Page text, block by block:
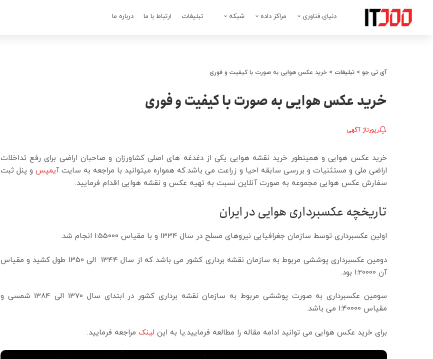
دنیای فناوری مراکز داده شبکه تبلیغات ارتباط با ما درباره ما
آی تی جو > تبلیغات > خرید عکس هوایی به صورت با کیفیت و فوری
خرید عکس هوایی به صورت با کیفیت و فوری
رپورتاژ آگهی
خرید عکس هوایی و همینطور خرید نقشه هوایی یکی از دغدغه های اصلی کشاورزان و صاحبان اراضی برای رفع تداخلات
اراضی ملی و مستثنیات و بررسی سابقه احیا و زراعت می باشد.که همواره میتوانید با مراجعه به سایتآیمپس و پنل ثبت
سفارش عکس هوایی مجموعه به صورت آنلاین نسبت به تهیه عکس و نقشه هوایی اقدام فرمایید.
تاریخچه عکسبرداری هوایی در ایران
اولین عکسبرداری توسط سازمان جغرافیایی نیروهای مسلح در سال 1334 و با مقیاس 1:55000 انجام شد.
دومین عکسبرداری پوششی مربوط به سازمان نقشه برداری کشور می باشد که از سال 1344 الی 1350 طول کشید و مقیاس
آن 1:20000 بود.
سومین عکسبرداری به صورت پوششی مربوط به سازمان نقشه برداری کشور در ابتدای سال 1370 الی 1384 شمسی و
مقیاس 1:40000 می باشد.
برای خرید عکس هوایی می توانید ادامه مقاله را مطالعه فرمایید.یا به این لینک مراجعه فرمایید.